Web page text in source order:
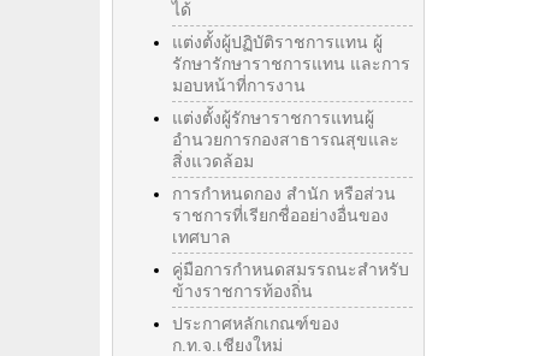
ได้
แต่งตั้งผู้ปฏิบัติราชการแทน ผู้
รักษารักษาราชการแทน และการ
มอบหน้าที่การงาน
แต่งตั้งผู้รักษาราชการแทนผู้
อำนวยการกองสาธารณสุขและ
สิ่งแวดล้อม
การกำหนดกอง สำนัก หรือส่วน
ราชการที่เรียกชื่ออย่างอื่นของ
เทศบาล
คู่มือการกำหนดสมรรถนะสำหรับ
ข้างราชการท้องถิ่น
ประกาศหลักเกณฑ์ของ
ก.ท.จ.เชียงใหม่